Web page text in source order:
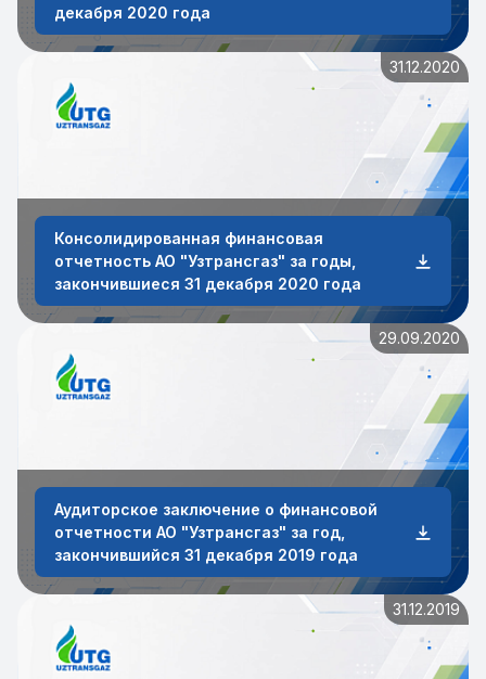
декабря 2020 года
31.12.2020
Консолидированная финансовая
отчетность АО "Узтрансгаз" за годы,
закончившиеся 31 декабря 2020 года
29.09.2020
Аудиторское заключение о финансовой
отчетности АО "Узтрансгаз" за год,
закончившийся 31 декабря 2019 года
31.12.2019